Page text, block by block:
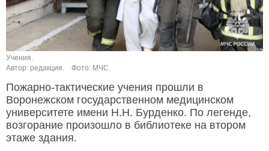
Учения.
Автор: редакция.
Фото: МЧС.
Пожарно-тактические учения прошли в
Воронежском государственном медицинском
университете имени Н.Н. Бурденко. По легенде,
возгорание произошло в библиотеке на втором
этаже здания.